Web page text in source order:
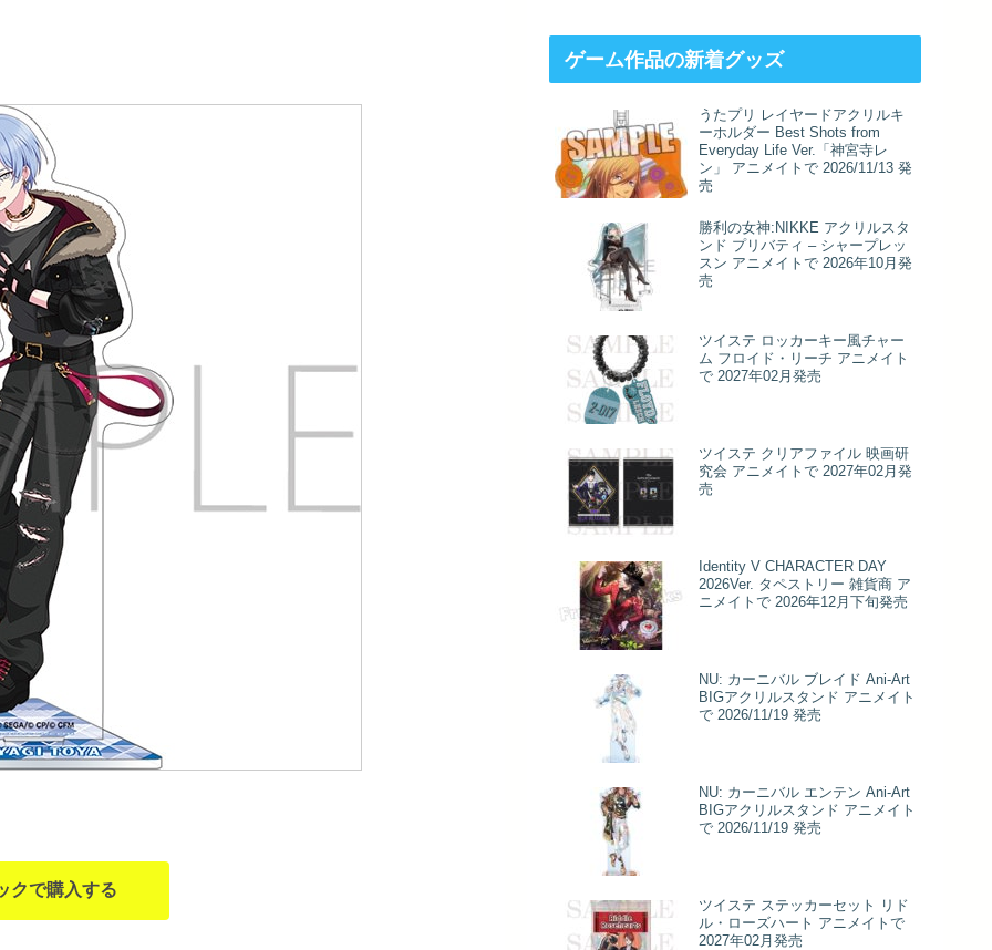
クで購入する
ゲーム作品の新着グッズ
うたプリ レイヤードアクリルキ
ーホルダー Best Shots from
Everyday Life Ver.「神宮寺レ
ン」 アニメイトで 2026/11/13 発
売
勝利の女神:NIKKE アクリルスタ
ンド プリバティ – シャープレッ
スン アニメイトで 2026年10月発
売
ツイステ ロッカーキー風チャー
ム フロイド・リーチ アニメイト
で 2027年02月発売
ツイステ クリアファイル 映画研
究会 アニメイトで 2027年02月発
売
Identity V CHARACTER DAY
2026Ver. タペストリー 雑貨商 ア
ニメイトで 2026年12月下旬発売
NU: カーニバル ブレイド Ani-Art
BIGアクリルスタンド アニメイト
で 2026/11/19 発売
NU: カーニバル エンテン Ani-Art
BIGアクリルスタンド アニメイト
で 2026/11/19 発売
ツイステ ステッカーセット リド
ル・ローズハート アニメイトで
2027年02月発売